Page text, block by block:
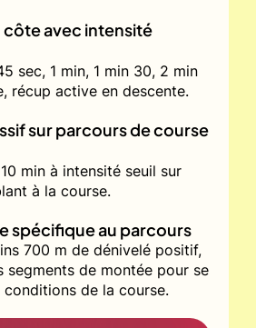
côte avec intensité
sec, 1 min, 1 min 30, 2 min
récup active en descente.
sur parcours de course
min à intensité seuil sur
à la course.
spécifique au parcours
700 m de dénivelé positif,
segments de montée pour se
de la course.